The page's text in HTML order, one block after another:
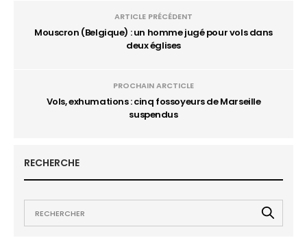
ARTICLE PRÉCÉDENT
Mouscron (Belgique) : un homme jugé pour vols dans
deux églises
PROCHAIN ARCTICLE
Vols, exhumations : cinq fossoyeurs de Marseille
suspendus
RECHERCHE